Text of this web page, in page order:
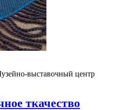
выставочный центр
ткачество